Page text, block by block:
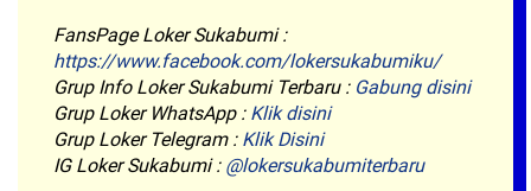
FansPage Loker Sukabumi :
https://www.facebook.com/lokersukabumiku/
Grup Info Loker Sukabumi Terbaru : Gabung disini
Grup Loker WhatsApp : Klik disini
Grup Loker Telegram : Klik Disini
IG Loker Sukabumi : @lokersukabumiterbaru